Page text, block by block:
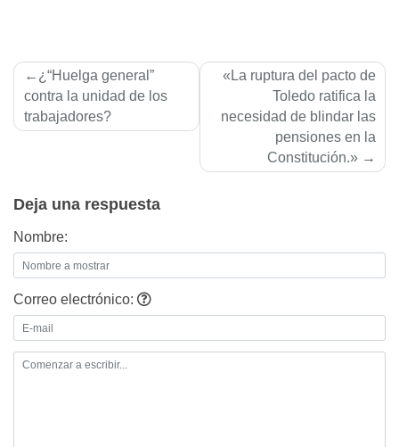
Navegación
de
entradas
¿“Huelga general”
contra la unidad de los
trabajadores?
«La ruptura del pacto de
Toledo ratifica la
necesidad de blindar las
pensiones en la
Constitución.»
Deja una respuesta
Nombre:
Correo electrónico: